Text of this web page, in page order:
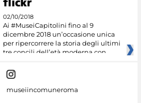
02/10/2018
Ai #MuseiCapitolini fino al 9
dicembre 2018 un’occasione unica
per ripercorrere la storia degli ultimi
tre concili dell’età moderna con
museiincomuneroma